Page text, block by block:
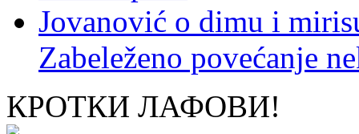
Jovanović o dimu i
Zabeleženo povećanje
КРОТКИ ЛАФОВИ!